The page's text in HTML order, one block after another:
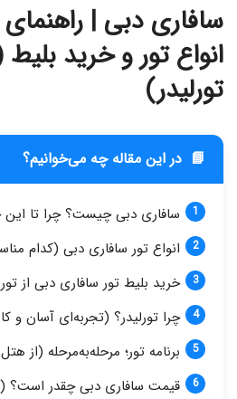
سافاری دبی |
انواع تور و خرید بلیط
تورلیدر)
📘 در این مقاله چه می‌خوانیم؟
سافاری دبی چیست؟ چرا تا
انواع تور سافاری دبی (کدام
خرید بلیط تور سافاری دبی از تورلیدر (۵
چرا تورلیدر؟ (تجربه‌ای آسان و
برنامه تور؛ مرحله‌به‌مرحله (از
قیمت سافاری دبی چقدر است؟